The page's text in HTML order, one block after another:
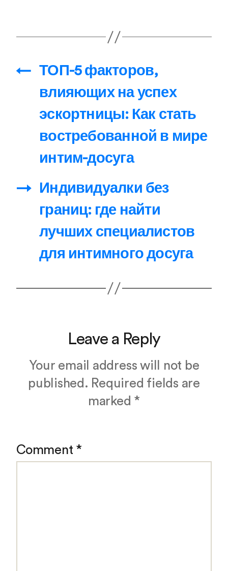
← ТОП-5 факторов,
влияющих на успех
эскортницы: Как стать
востребованной в мире
интим-досуга
→
Индивидуалки без
границ: где найти
лучших специалистов
для интимного досуга
Leave a Reply
Your email address will not be
published. Required fields are
marked *
Comment *